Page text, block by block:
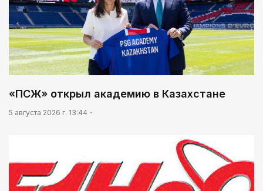
«ПСЖ» открыл академию в Казахстане
5 августа 2026 г. 13:44